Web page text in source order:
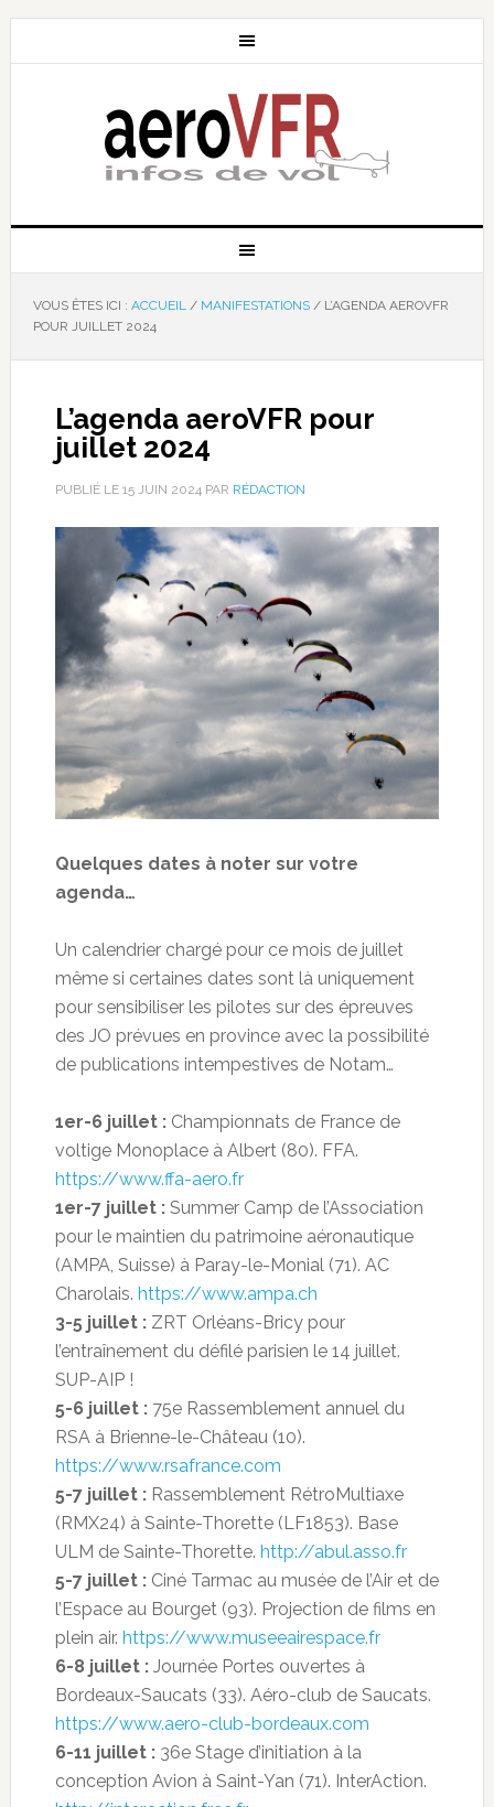
VOUS ÊTES ICI : ACCUEIL / MANIFESTATIONS /L’AGENDA AEROVFR
POUR JUILLET 2024
L’agenda aeroVFR pour
juillet 2024
PUBLIÉ LE 15 JUIN 2024PAR RÉDACTION
Quelques dates à noter sur votre
agenda…
Un calendrier chargé pour ce mois de juillet
même si certaines dates sont là uniquement
pour sensibiliser les pilotes sur des épreuves
des JO prévues en province avec la possibilité
de publications intempestives de Notam…
1er-6 juillet :Championnats de France de
voltige Monoplace à Albert (80). FFA.
https://www.ffa-aero.fr
1er-7 juillet : Summer Camp de l’Association
pour le maintien du patrimoine aéronautique
(AMPA, Suisse) à Paray-le-Monial (71). AC
Charolais. https://www.ampa.ch
3-5 juillet :ZRT Orléans-Bricy pour
l’entraînement du défilé parisien le 14 juillet.
SUP-AIP !
5-6 juillet :75e Rassemblement annuel du
RSA à Brienne-le-Château (10).
https://www.rsafrance.com
5-7 juillet :Rassemblement RétroMultiaxe
(RMX24) à Sainte-Thorette (LF1853). Base
ULM de Sainte-Thorette. http://abul.asso.fr
5-7 juillet :Ciné Tarmac au musée de l’Air et de
l’Espace au Bourget (93). Projection de films en
plein air. https://www.museeairespace.fr
6-8 juillet :Journée Portes ouvertes à
Bordeaux-Saucats (33). Aéro-club de Saucats.
https://www.aero-club-bordeaux.com
6-11 juillet :36e Stage d’initiation à la
conception Avion à Saint-Yan (71). InterAction.